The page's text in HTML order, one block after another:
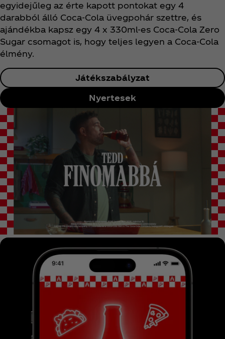
egyidejűleg az érte kapott pontokat egy 4
darabból álló Coca‑Cola üvegpohár szettre, és
ajándékba kapsz egy 4 x 330ml-es Coca‑Cola Zero
Sugar csomagot is, hogy teljes legyen a Coca‑Cola
élmény.
Játékszabályzat
Nyertesek